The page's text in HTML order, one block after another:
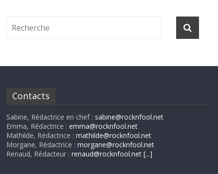
Contacts
Sabine, Rédactrice en chef : sabine@rocknfool.net
Emma, Rédactrice :emma@rocknfool.net
Mathilde, Rédactrice :mathilde@rocknfool.net
Morgane, Rédactrice :morgane@rocknfool.net
Renaud, Rédacteur :renaud@rocknfool.net [...]